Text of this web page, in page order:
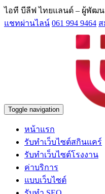
ไอที บีลีฟ ไทยแลนด์ – ผู้พัฒน
แชทผ่านไลน์ 061 994 9464
Toggle navigation
หน้าแรก
รับทำเว็บไซต์สกินแคร์
รับทำเว็บไซต์โรงงาน
ค่าบริการ
แบบเว็บไซต์